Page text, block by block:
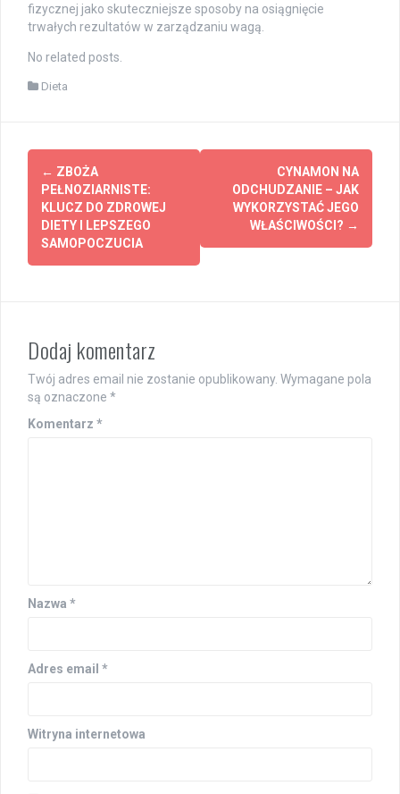
fizycznej jako skuteczniejsze sposoby na osiągnięcie
trwałych rezultatów w zarządzaniu wagą.
No related posts.
Dieta
Post
navigation
← ZBOŻA
PEŁNOZIARNISTE:
KLUCZ DO ZDROWEJ
DIETY I LEPSZEGO
SAMOPOCZUCIA
CYNAMON NA
ODCHUDZANIE – JAK
WYKORZYSTAĆ JEGO
WŁAŚCIWOŚCI? →
Dodaj komentarz
Twój adres email nie zostanie opublikowany. Wymagane pola
są oznaczone *
Komentarz *
Nazwa *
Adres email *
Witryna internetowa